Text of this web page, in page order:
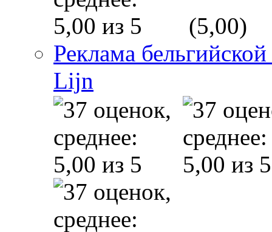
(5,00)
Реклама
Lijn